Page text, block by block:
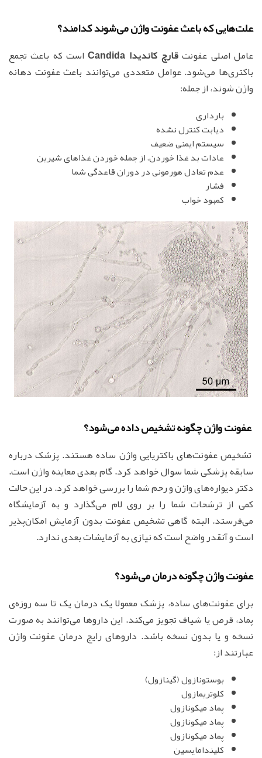
علت‌هایی که باعث عفونت واژن می‌شوند کدامند؟
عامل اصلی عفونتقارچ کاندیدا Candida
است که باعث تجمع
باکتری‌ها می‌شود. عوامل متعددی می‌توانند باعث عفونت دهانه
واژن شوند، از جمله:
بارداری
دیابت کنترل نشده
سیستم ایمنی ضعیف
عادات بد غذا خوردن، از جمله خوردن غذاهای شیرین
عدم تعادل هورمونی در دوران قاعدگی شما
فشار
کمبود خواب
عفونت واژن چگونه تشخیص داده می‌شود؟
تشخیص عفونت‌های باکتریایی واژن ساده هستند. پزشک درباره
سابقه پزشکی شما سوال خواهد کرد. گام بعدی معاینه واژن است.
دکتر دیواره‌های واژن و رحم شما را بررسی خواهد کرد. در این حالت
کمی از ترشحات شما را بر روی لام می‌گذارد و به آزمایشگاه
می‌فرستد. البته گاهی تشخیص عفونت بدون آزمایش امکان‌پذیر
است و آنقدر واضح است که نیازی به آزمایشات بعدی ندارد.
عفونت واژن چگونه درمان می‌شود؟
برای عفونت‌های ساده، پزشک معمولا یک درمان یک تا سه روزه‌ی
پماد، قرص یا شیاف تجویز می‌کند. این داروها می‌توانند به صورت
نسخه و یا بدون نسخه باشد. داروهای رایج درمان عفونت واژن
عبارتند از:
بوستونازول (گینازول)
کلوتریمازول
پماد میکونازول
پماد میکونازول
پماد میکونازول
کلیندامایسین